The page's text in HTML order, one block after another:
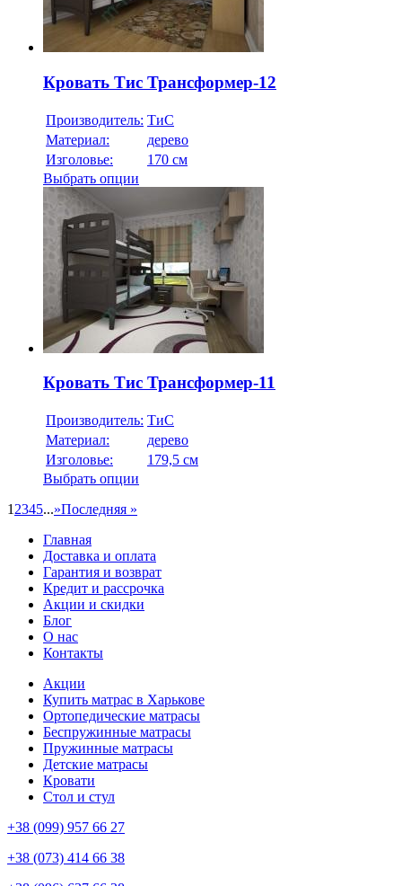
Кровать Тис Трансформер-12
Производитель: ТиС
Материал:
дерево
Изголовье:
170 см
Выбрать опции
Кровать Тис Трансформер-11
Производитель: ТиС
Материал:
дерево
Изголовье:
179,5 см
Выбрать опции
1 2345...»Последняя »
Главная
Доставка и оплата
Гарантия и возврат
Кредит и рассрочка
Акции и скидки
Блог
О нас
Контакты
Акции
Купить матрас в Харькове
Ортопедические матрасы
Беспружинные матрасы
Пружинные матрасы
Детские матрасы
Кровати
Стол и стул
+38 (099) 957 66 27
+38 (073) 414 66 38